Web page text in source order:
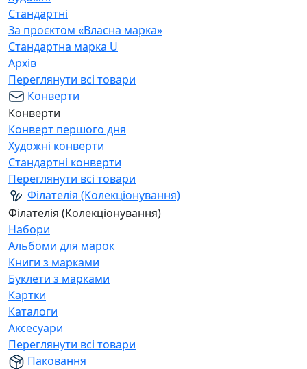
Стандартні
За проєктом «Власна марка»
Стандартна марка U
Архів
Переглянути всі товари
Конверти
Конверти
Конверт першого дня
Художні конверти
Стандартні конверти
Переглянути всі товари
Філателія (Колекціонування)
Філателія (Колекціонування)
Набори
Альбоми для марок
Книги з марками
Буклети з марками
Картки
Каталоги
Аксесуари
Переглянути всі товари
Паковання